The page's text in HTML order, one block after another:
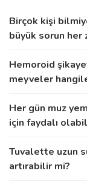
Birçok kişi
büyük sorun
Hemoroid
meyveler
Her gün muz
için faydalı
Tuvalette uzun
artırabilir mi?